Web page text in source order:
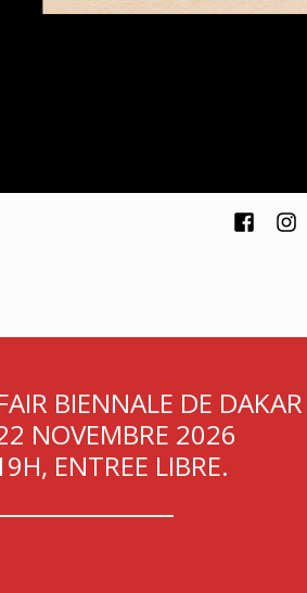
BIENNALE DE
NOVEMBRE 2026
ENTREE LIBRE.